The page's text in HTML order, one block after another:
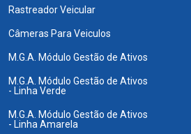
Rastreador Veicular
Câmeras Para Veiculos
M.G.A. Módulo Gestão de Ativos
M.G.A. Módulo Gestão de Ativos
- Linha Verde
M.G.A. Módulo Gestão de Ativos
- Linha Amarela